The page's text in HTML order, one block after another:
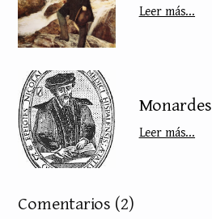
Leer más...
Monardes
Leer más...
Comentarios (2)